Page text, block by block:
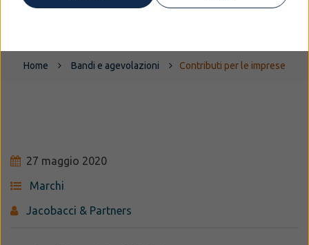
Home Bandi e agevolazioni Contributi per le imprese
27 maggio 2020
Marchi
Jacobacci & Partners